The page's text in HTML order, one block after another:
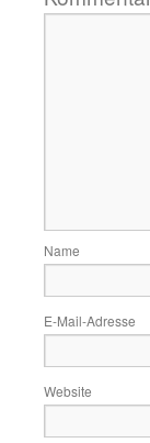
Name
E-Mail-Adresse
Website